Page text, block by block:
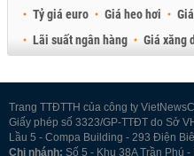
Tỷ giá euro
Giá heo hơi
Lãi suất ngân hàng
Giá xăng
Trang TTĐTTH của công ty
Giấy phép số 3323/GP-TTĐT do Sở
Lầu 5 - Compa Building - 293 Điện
Chi nhánh: Số 5 - Khu 38A Trần Phú